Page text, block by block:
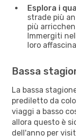
Esplora i
strade più
più
Immergiti
loro
Bassa
La bassa
prediletto da
viaggi a basso
allora questo è
dell'anno per